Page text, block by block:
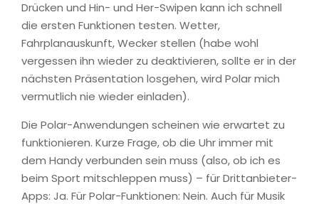
Drücken und Hin- und Her-Swipen kann ich schnell
die ersten Funktionen testen. Wetter,
Fahrplanauskunft, Wecker stellen (habe wohl
vergessen ihn wieder zu deaktivieren, sollte er in der
nächsten Präsentation losgehen, wird Polar mich
vermutlich nie wieder einladen).
Die Polar-Anwendungen scheinen wie erwartet zu
funktionieren. Kurze Frage, ob die Uhr immer mit
dem Handy verbunden sein muss (also, ob ich es
beim Sport mitschleppen muss) – für Drittanbieter-
Apps: Ja. Für Polar-Funktionen: Nein. Auch für Musik